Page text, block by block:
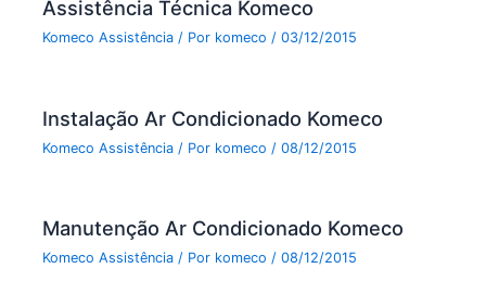
Assistência Técnica Komeco
Komeco Assistência / Por komeco/03/12/2015
Instalação Ar Condicionado Komeco
Komeco Assistência / Por komeco /08/12/2015
Manutenção Ar Condicionado Komeco
Komeco Assistência / Por komeco /08/12/2015